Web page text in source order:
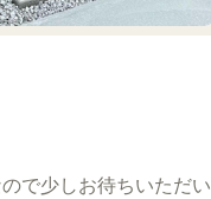
で少しお待ちいただい